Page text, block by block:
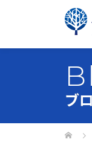
ブ